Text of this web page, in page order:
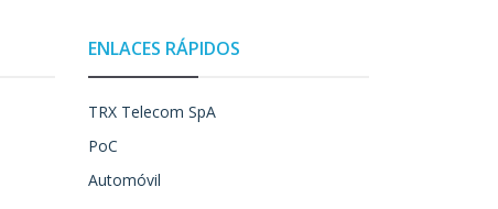
ENLACES RÁPIDOS
TRX Telecom SpA
PoC
Automóvil